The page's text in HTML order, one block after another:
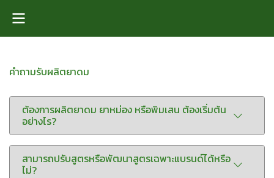
คำถามรับผลิตยาดม
ต้องการผลิตยาดม ยาหม่อง หรือพิมเสน ต้องเริ่มต้น
อย่างไร?
สามารถปรับสูตรหรือพัฒนาสูตรเฉพาะแบรนด์ได้หรือ
ไม่?